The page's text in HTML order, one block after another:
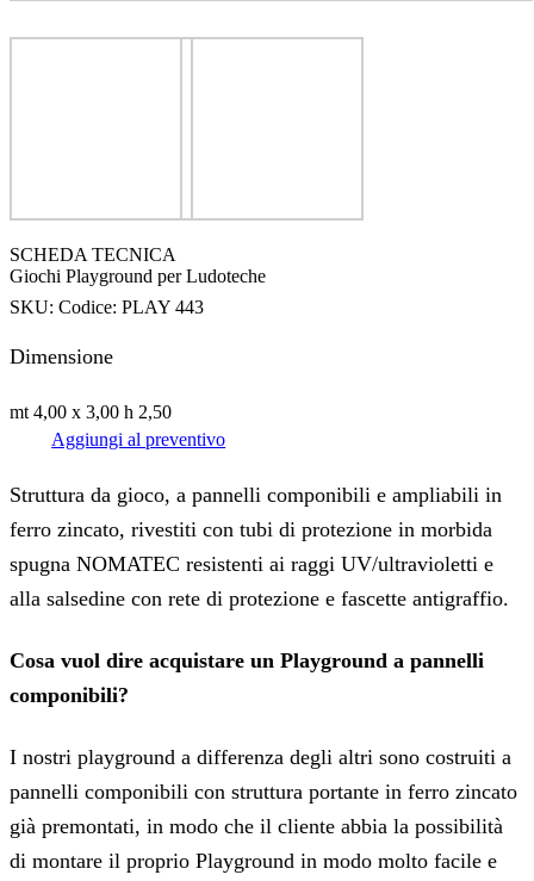
SCHEDA TECNICA
Giochi Playground per Ludoteche
SKU: Codice: PLAY 443
Dimensione
mt 4,00 x 3,00 h 2,50
Aggiungi al preventivo
Struttura da gioco, a pannelli componibili e ampliabili in
ferro zincato, rivestiti con tubi di protezione in morbida
spugna NOMATEC resistenti ai raggi UV/ultravioletti e
alla salsedine con rete di protezione e fascette antigraffio.
Cosa vuol dire acquistare un Playground a pannelli
componibili?
I nostri playground a differenza degli altri sono costruiti a
pannelli componibili con struttura portante in ferro zincato
già premontati, in modo che il cliente abbia la possibilità
di montare il proprio Playground in modo molto facile e